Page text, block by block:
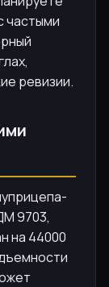
частыми
ревизии.
9703,
на 44000